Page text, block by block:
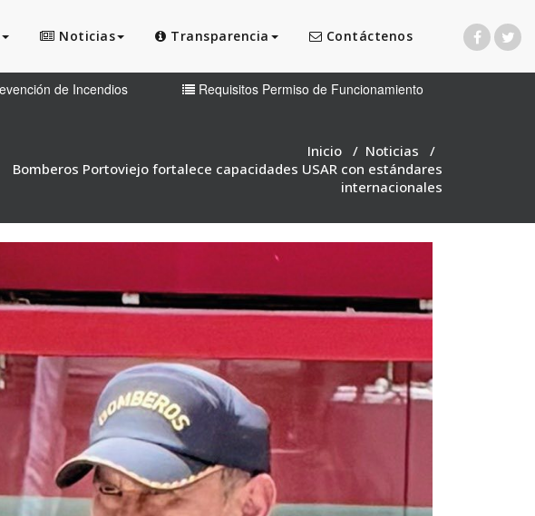
Noticias Transparencia Contáctenos
de Incendios Requisitos Permiso de Funcionamiento
Inicio / Noticias /
Bomberos Portoviejo fortalece capacidades USAR con estándares
internacionales